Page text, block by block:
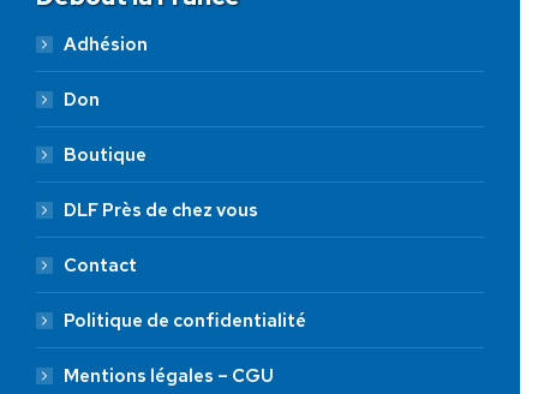
Adhésion
Don
Boutique
DLF Près de chez vous
Contact
Politique de confidentialité
Mentions légales – CGU